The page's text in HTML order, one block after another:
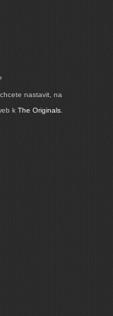
nastavit, na
kThe Originals